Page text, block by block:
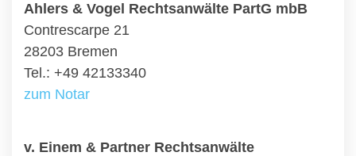
Ahlers & Vogel Rechtsanwälte PartG mbB
Contrescarpe 21
28203 Bremen
Tel.: +49 42133340
zum Notar
v. Einem & Partner Rechtsanwälte